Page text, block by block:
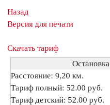
Назад
Версия для печати
Скачать тариф
Остановка
Расстояние: 9,20 км.
Тариф полный: 52.00 руб.
Тариф детский: 52.00 руб.